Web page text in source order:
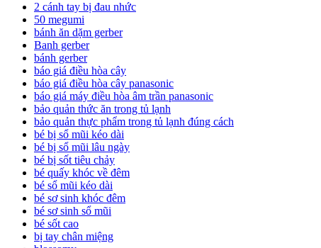
2 cánh tay bị đau nhức
50 megumi
bánh ăn dặm gerber
Banh gerber
bánh gerber
báo giá điều hòa cây
báo giá điều hòa cây panasonic
báo giá máy điều hòa âm trần panasonic
bảo quản thức ăn trong tủ lạnh
bảo quản thực phẩm trong tủ lạnh đúng cách
bé bị sổ mũi kéo dài
bé bị sổ mũi lâu ngày
bé bị sốt tiêu chảy
bé quấy khóc về đêm
bé sổ mũi kéo dài
bé sơ sinh khóc đêm
bé sơ sinh sổ mũi
bé sốt cao
bị tay chân miệng